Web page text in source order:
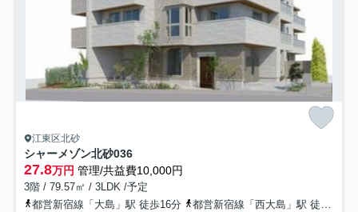
江東区北砂
シャーメゾン北砂036
27.8万円 管理/共益費10,000円
3階 / 79.57㎡ / 3LDK /予定
都営新宿線「大島」駅 徒歩16分
都営新宿線「西大島」駅 徒歩21分